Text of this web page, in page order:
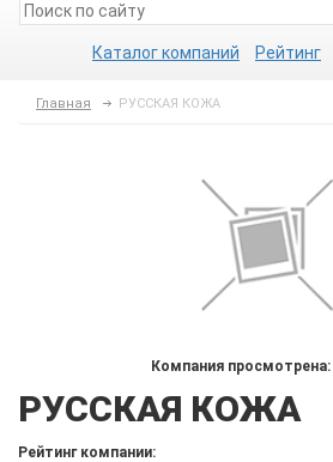
Каталог компаний Рейтинг
Главная РУССКАЯ КОЖА
Компания просмотрена:
РУССКАЯ КОЖА
Рейтинг компании: